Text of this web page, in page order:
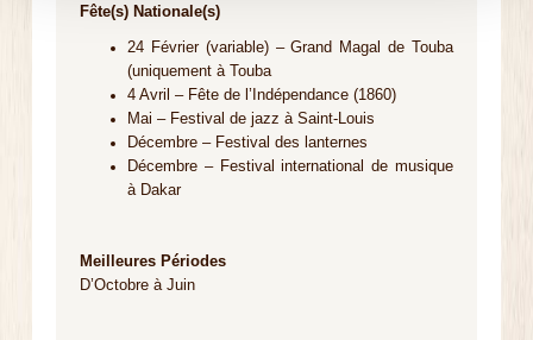
Fête(s) Nationale(s)
24 Février (variable) – Grand Magal de Touba
(uniquement à Touba
4 Avril – Fête de l’Indépendance (1860)
Mai – Festival de jazz à Saint-Louis
Décembre – Festival des lanternes
Décembre – Festival international de musique
à Dakar
Meilleures Périodes
D’Octobre à Juin